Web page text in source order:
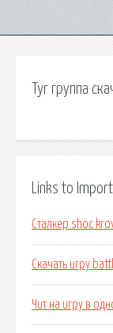
Tyr группа
Links to
Сталкер shoc
Скачать игру
Чит на игру в